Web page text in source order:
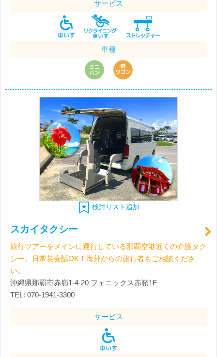
サービス
車種
検討リスト追加
スカイタクシー
旅行ツアーをメインに運行している那覇空港近くの介護タク
シー。日常英会話OK！海外からの旅行者もご相談くださ
い。
沖縄県那覇市赤嶺1-4-20 フェニックス赤嶺1F
TEL: 070-1941-3300
サービス